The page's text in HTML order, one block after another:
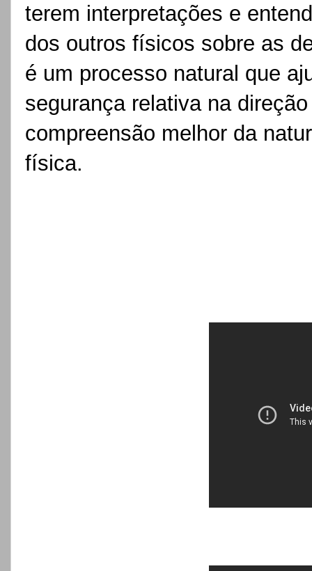
terem interpretações e
dos outros físicos sobre as
é um processo natural que
segurança relativa na
compreensão melhor da